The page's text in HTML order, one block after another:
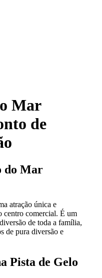
Mar
de
do Mar
atração única e
centro comercial. É um
de toda a família,
de pura diversão e
Pista de Gelo